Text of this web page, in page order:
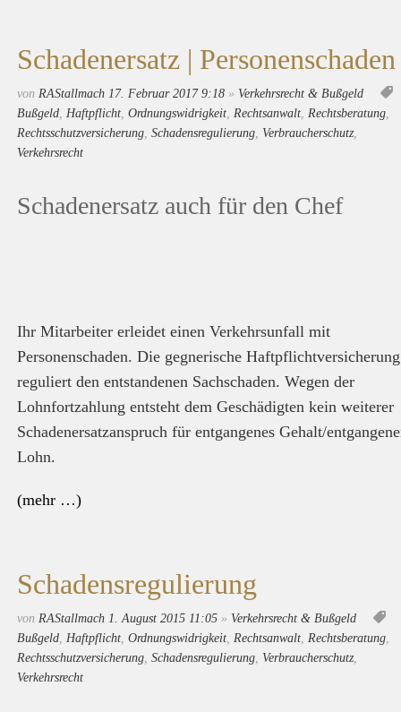
Schadenersatz | Personenschaden
vonRAStallmach 17. Februar 2017 9:18 » Verkehrsrecht & Bußgeld
Bußgeld,Haftpflicht,Ordnungswidrigkeit,Rechtsanwalt,Rechtsberatung,
Rechtsschutzversicherung,Schadensregulierung, Verbraucherschutz,
Verkehrsrecht
Schadenersatz auch für den Chef
Ihr Mitarbeiter erleidet einen Verkehrsunfall mit
Personenschaden. Die gegnerische Haftpflichtversicherung
reguliert den entstandenen Sachschaden. Wegen der
Lohnfortzahlung entsteht dem Geschädigten kein weiterer
Schadenersatzanspruch für entgangenes Gehalt/
Lohn.
(mehr …)
Schadensregulierung
vonRAStallmach 1. August 2015 11:05 » Verkehrsrecht & Bußgeld
Bußgeld,Haftpflicht,Ordnungswidrigkeit,Rechtsanwalt,Rechtsberatung,
Rechtsschutzversicherung,Schadensregulierung, Verbraucherschutz,
Verkehrsrecht